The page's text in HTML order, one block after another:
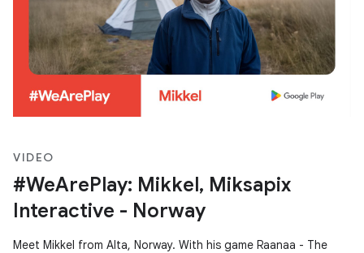
VIDEO
#WeArePlay: Mikkel, Miksapix
Interactive - Norway
Meet Mikkel from Alta, Norway. With his game Raanaa - The